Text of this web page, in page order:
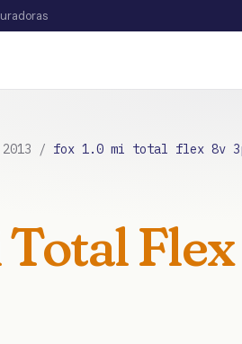
2013 / fox 1.0 mi total flex 8v
Total